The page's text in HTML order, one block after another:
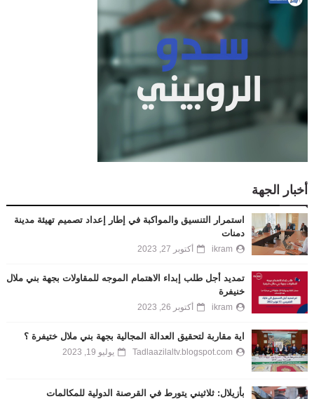
أخبار الجهة
استمرار التنسيق والمواكبة في إطار إعداد تصميم تهيئة مدينة
دمنات
ikram أكتوبر 27, 2023
تمديد أجل طلب إبداء الاهتمام الموجه للمقاولات بجهة بني ملال
خنيفرة
ikram أكتوبر 26, 2023
اية مقاربة لتحقيق العدالة المجالية بجهة بني ملال ختيفرة ؟
Tadlaazilaltv.blogspot.com يوليو 19, 2023
بأزيلال: ثلاثيني يتورط في القرصنة الدولية للمكالمات